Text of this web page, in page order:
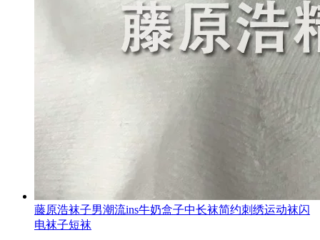
藤原浩袜子男潮流ins牛奶盒子中长袜简约刺绣运动袜闪
电袜子短袜